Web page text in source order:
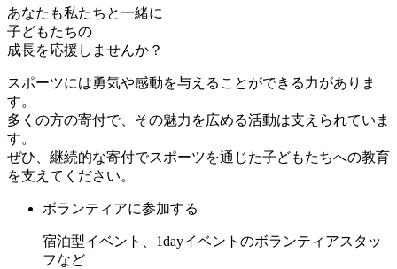
あなたも私たちと一緒に
子どもたちの
成長を応援しませんか？
スポーツには勇気や感動を与えることができる力がありま
す。
多くの方の寄付で、その魅力を広める活動は支えられていま
す。
ぜひ、継続的な寄付でスポーツを通じた子どもたちへの教育
を支えてください。
ボランティアに参加する
宿泊型イベント、1dayイベントのボランティアスタッ
フなど